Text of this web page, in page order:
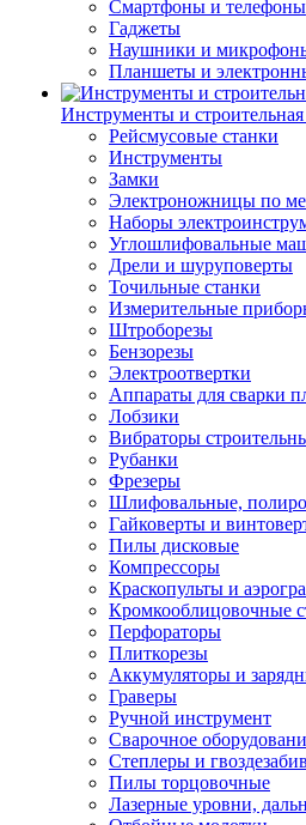
Смартфоны и телефоны
Гаджеты
Наушники и
Планшеты и
Инструменты и строительная
Рейсмусовые станки
Инструменты
Замки
Электроножницы по
Наборы
Углошлифовальные
Дрели и шуруповерты
Точильные станки
Измерительные
Штроборезы
Бензорезы
Электроотвертки
Аппараты для сварки
Лобзики
Вибраторы
Рубанки
Фрезеры
Шлифовальные,
Гайковерты и
Пилы дисковые
Компрессоры
Краскопульты и
Кромкооблицовочные
Перфораторы
Плиткорезы
Аккумуляторы и
Граверы
Ручной инструмент
Сварочное
Степлеры и
Пилы торцовочные
Лазерные уровни,